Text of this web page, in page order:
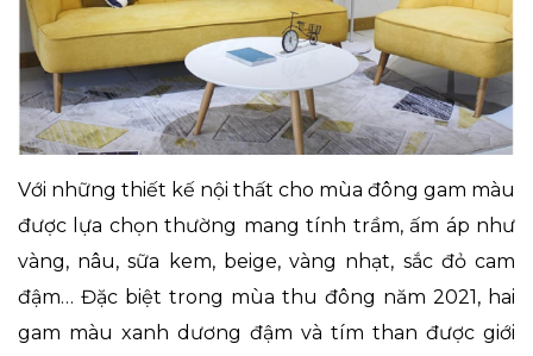
Với những thiết kế nội thất cho mùa đông gam màu
được lựa chọn thường mang tính trầm, ấm áp như
vàng, nâu, sữa kem, beige, vàng nhạt, sắc đỏ cam
đậm… Đặc biệt trong mùa thu đông năm 2021, hai
gam màu xanh dương đậm và tím than được giới